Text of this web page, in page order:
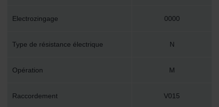
Electrozingage 0000
Type de résistance électrique N
Opération M
Raccordement V015